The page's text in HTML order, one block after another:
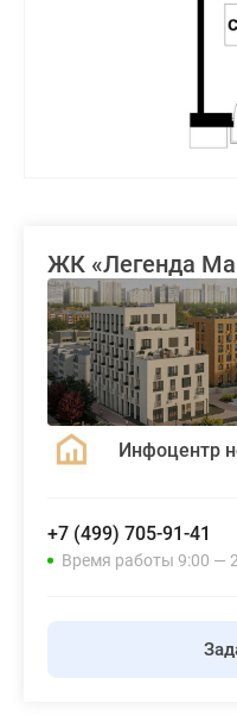
ЖК «Легенда
Инфоцентр
+7 (499) 705-91-41
Время работы 9:00 —